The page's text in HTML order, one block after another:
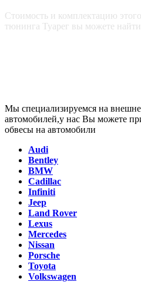
Стоимость и комплектацию
тюнинга Туарег вы можете
Мы специализируемся на
автомобилей,у нас Вы можете
обвесы на автомобили
Audi
Bentley
BMW
Cadillac
Infiniti
Jeep
Land Rover
Lexus
Mercedes
Nissan
Porsche
Toyota
Volkswagen